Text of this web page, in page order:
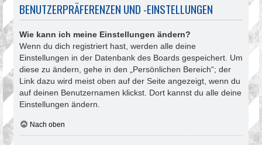
BENUTZERPRÄFERENZEN UND -EINSTELLUNGEN
Wie kann ich meine Einstellungen ändern?
Wenn du dich registriert hast, werden alle deine
Einstellungen in der Datenbank des Boards gespeichert. Um
diese zu ändern, gehe in den „Persönlichen Bereich“; der
Link dazu wird meist oben auf der Seite angezeigt, wenn du
auf deinen Benutzernamen klickst. Dort kannst du alle deine
Einstellungen ändern.
Nach oben